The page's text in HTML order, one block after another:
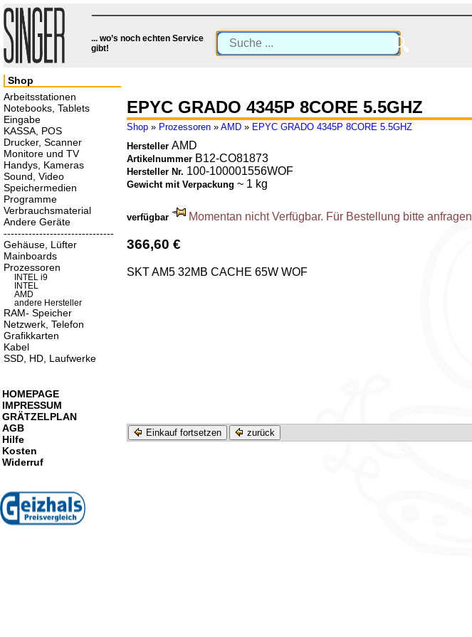
... wo’s noch echten Service
gibt!
🔍
EPYC GRADO 4345P 8CORE 5.5GHZ
Shop » Prozessoren » AMD » EPYC GRADO 4345P 8CORE 5.5GHZ
Hersteller AMD
Artikelnummer B12-CO81873
Hersteller Nr. 100-100001556WOF
Gewicht mit Verpackung ~ 1 kg
verfügbar Momentan nicht Verfügbar. Für Bestellung bitte anfragen
366,60 €
SKT AM5 32MB CACHE 65W WOF
Einkauf fortsetzen zurück
Shop
Arbeitsstationen
Notebooks, Tablets
Eingabe
KASSA, POS
Drucker, Scanner
Monitore und TV
Handys, Kameras
Sound, Video
Speichermedien
Programme
Verbrauchsmaterial
Andere Geräte
-------------------------------
Gehäuse, Lüfter
Mainboards
Prozessoren
INTEL i9
INTEL
AMD
andere Hersteller
RAM- Speicher
Netzwerk, Telefon
Grafikkarten
Kabel
SSD, HD, Laufwerke
HOMEPAGE
IMPRESSUM
GRÄTZELPLAN
AGB
Hilfe
Kosten
Widerruf